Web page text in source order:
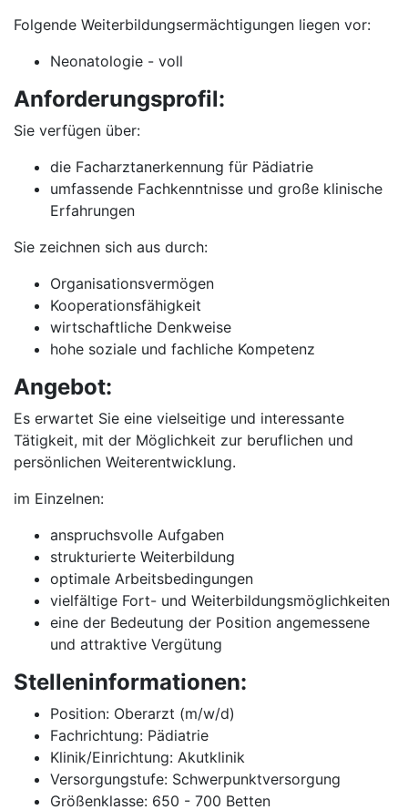
Folgende Weiterbildungsermächtigungen liegen vor:
Neonatologie - voll
Anforderungsprofil:
Sie verfügen über:
die Facharztanerkennung für Pädiatrie
umfassende Fachkenntnisse und große klinische
Erfahrungen
Sie zeichnen sich aus durch:
Organisationsvermögen
Kooperationsfähigkeit
wirtschaftliche Denkweise
hohe soziale und fachliche Kompetenz
Angebot:
Es erwartet Sie eine vielseitige und interessante
Tätigkeit, mit der Möglichkeit zur beruflichen und
persönlichen Weiterentwicklung.
im Einzelnen:
anspruchsvolle Aufgaben
strukturierte Weiterbildung
optimale Arbeitsbedingungen
vielfältige Fort- und Weiterbildungsmöglichkeiten
eine der Bedeutung der Position angemessene
und attraktive Vergütung
Stelleninformationen:
Position: Oberarzt (m/w/d)
Fachrichtung: Pädiatrie
Klinik/Einrichtung: Akutklinik
Versorgungstufe: Schwerpunktversorgung
Größenklasse: 650 - 700 Betten